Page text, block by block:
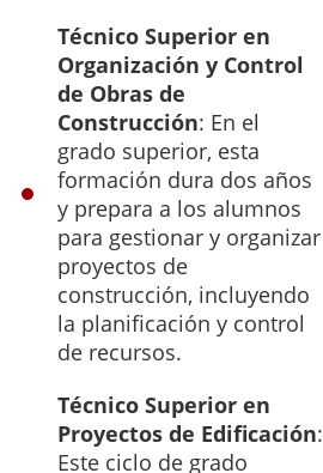
Técnico Superior en
Organización y Control
de Obras de
Construcción: En el
grado superior, esta
formación dura dos años
y prepara a los alumnos
para gestionar y organizar
proyectos de
construcción, incluyendo
la planificación y control
de recursos.
Técnico Superior en
Proyectos de Edificación:
Este ciclo de grado